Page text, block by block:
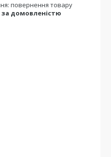
повернення товару
за домовленістю